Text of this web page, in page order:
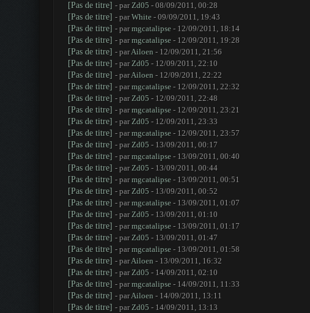
[Pas de titre] - parZd05 - 08/09/2011, 00:28
[Pas de titre] - parWhite- 09/09/2011, 19:43
[Pas de titre] - parmgcatalipse- 12/09/2011, 18:14
[Pas de titre] - parmgcatalipse- 12/09/2011, 19:28
[Pas de titre] - parAiloen - 12/09/2011, 21:56
[Pas de titre] - parZd05 - 12/09/2011, 22:10
[Pas de titre] - parAiloen - 12/09/2011, 22:22
[Pas de titre] - parmgcatalipse- 12/09/2011, 22:32
[Pas de titre] - parZd05 - 12/09/2011, 22:48
[Pas de titre] - parmgcatalipse- 12/09/2011, 23:21
[Pas de titre] - parZd05 - 12/09/2011, 23:33
[Pas de titre] - parmgcatalipse- 12/09/2011, 23:57
[Pas de titre] - parZd05 - 13/09/2011, 00:17
[Pas de titre] - parmgcatalipse- 13/09/2011, 00:40
[Pas de titre] - parZd05 - 13/09/2011, 00:44
[Pas de titre] - parmgcatalipse- 13/09/2011, 00:51
[Pas de titre] - parZd05 - 13/09/2011, 00:52
[Pas de titre] - parmgcatalipse- 13/09/2011, 01:07
[Pas de titre] - parZd05 - 13/09/2011, 01:10
[Pas de titre] - parmgcatalipse- 13/09/2011, 01:17
[Pas de titre] - parZd05 - 13/09/2011, 01:47
[Pas de titre] - parmgcatalipse- 13/09/2011, 01:58
[Pas de titre] - parAiloen - 13/09/2011, 16:32
[Pas de titre] - parZd05 - 14/09/2011, 02:10
[Pas de titre] - parmgcatalipse- 14/09/2011, 11:33
[Pas de titre] - parAiloen - 14/09/2011, 13:11
[Pas de titre] - parZd05 - 14/09/2011, 13:13